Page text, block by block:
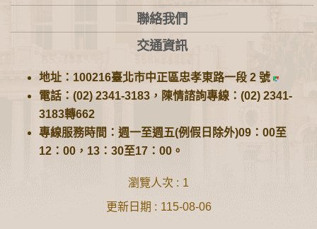
聯絡我們
交通資訊
地址：100216臺北市中正區忠孝東路一段 2 號
電話：(02) 2341-3183，陳情諮詢專線：(02) 2341-
3183轉662
專線服務時間：週一至週五(例假日除外)09：00至
12：00，13：30至17：00。
瀏覽人次
1
更新日期
115-08-06